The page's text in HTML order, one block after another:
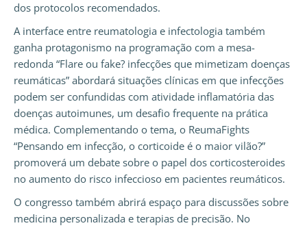
dos protocolos recomendados.
A interface entre reumatologia e infectologia também
ganha protagonismo na programação com a mesa-
redonda “Flare ou fake? infecções que mimetizam doenças
reumáticas” abordará situações clínicas em que infecções
podem ser confundidas com atividade inflamatória das
doenças autoimunes, um desafio frequente na prática
médica. Complementando o tema, o ReumaFights
“Pensando em infecção, o corticoide é o maior vilão?”
promoverá um debate sobre o papel dos corticosteroides
no aumento do risco infeccioso em pacientes reumáticos.
O congresso também abrirá espaço para discussões sobre
medicina personalizada e terapias de precisão. No